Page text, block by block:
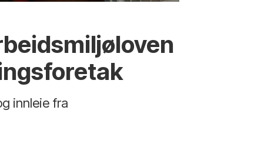
innleie fra